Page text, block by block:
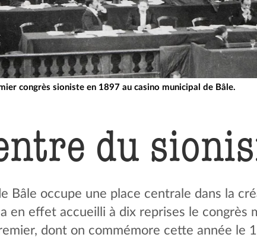
congrès sioniste en 1897 au casino municipal de Bâle.
du
Bâle occupe une place centrale dans la
en effet accueilli à dix reprises le congrès
dont on commémore cette année le